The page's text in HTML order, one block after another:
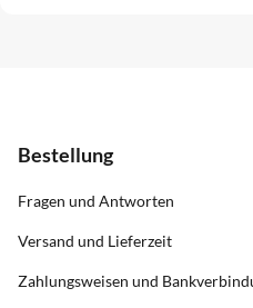
Bestellung
Fragen und Antworten
Versand und Lieferzeit
Zahlungsweisen und